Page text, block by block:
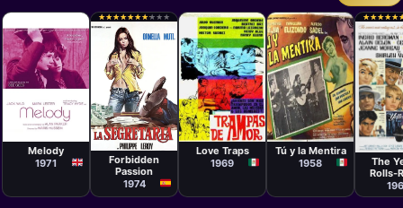
Película
Waris Hussein
Melody
1971
★
★★
★★
★★
★★
★★
★★
★★
★ ★
★ ★
★
Película
Francisco
Lara Polop
Forbidden
Passion
1974
Película
Tito Novaro,
Jorge Fons,
Manuel
Michel
Love Traps
1969
Película
René Cardona
Tú y la Mentira
1958
★
★★
★★
★★
★★
★
The
Rolls-